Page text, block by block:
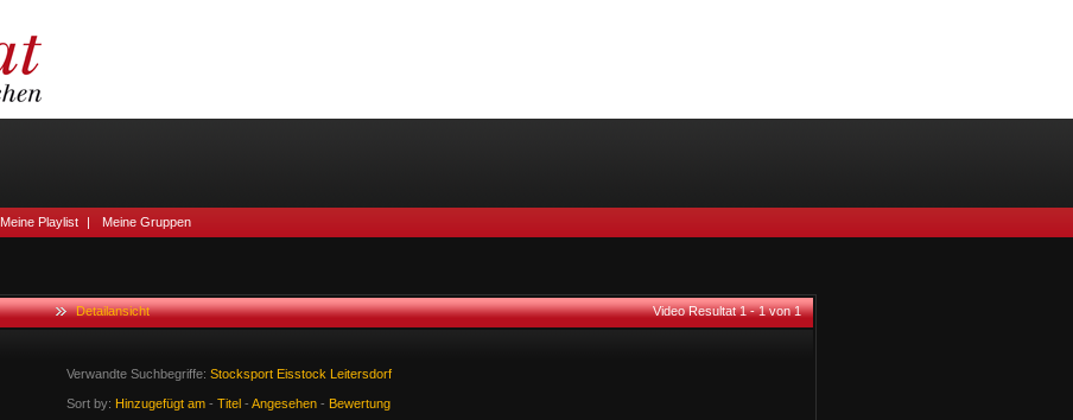
Meine Playlist | Meine Gruppen
Detailansicht Video Resultat 1 - 1 von 1
Verwandte Suchbegriffe: Stocksport Eisstock Leitersdorf
Sort by: Hinzugefügt am - Titel - Angesehen - Bewertung